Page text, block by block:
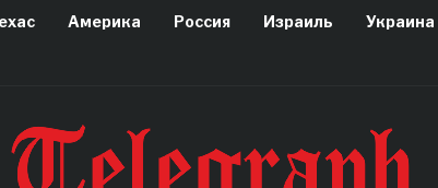
Америка Россия Израиль Украина